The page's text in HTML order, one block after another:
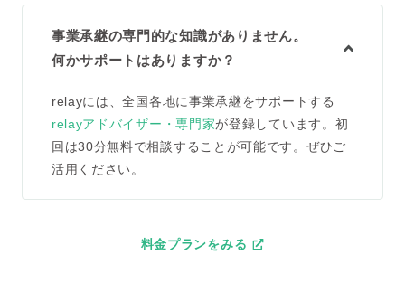
事業承継の専門的な知識がありません。
何かサポートはありますか？
relayには、全国各地に事業承継をサポートする
relayアドバイザー・専門家が登録しています。初
回は30分無料で相談することが可能です。ぜひご
活用ください。
料金プランをみる